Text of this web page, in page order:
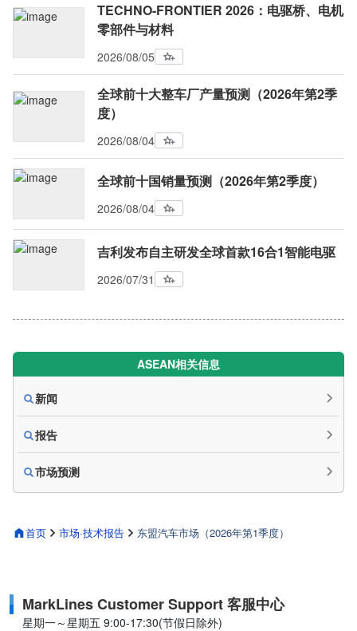
首页 市场·技术报告 东盟汽车市场（2026年第1季度）
TECHNO-FRONTIER 2026：电驱桥、电机
零部件与材料
2026/08/05
全球前十大整车厂产量预测（2026年第2季
度）
2026/08/04
全球前十国销量预测（2026年第2季度）
2026/08/04
吉利发布自主研发全球首款16合1智能电驱
2026/07/31
ASEAN相关信息
新闻
报告
市场预测
MarkLines Customer Support 客服中心
星期一～星期五 9:00-17:30(节假日除外)